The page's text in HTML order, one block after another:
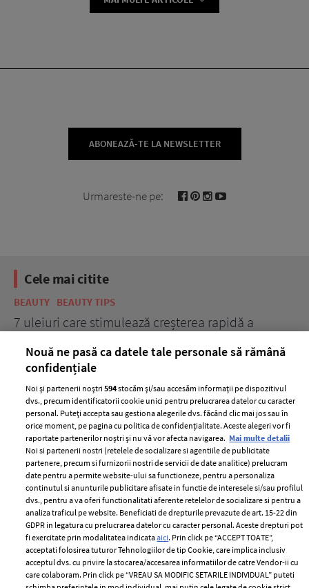
ABONEAZĂ-TE LA NEWSLETTER
Urmareste-ne pe:
Cele mai citite
BEAUTY BEAUTY TIPS
7 uleiuri care stimulează creșterea rapidă a
ELLE Style Awards
2024
Despre ELLE
Romania
Contact
Abonamente
Termeni si conditii
Politica de
confidențialitate
Politica de cookies
Publicitate
Nouă ne pasă ca datele tale personale să rămână
confidențiale
Noi și partenerii noștri594stocăm și/sau accesăm informații pe dispozitivul
dvs., precum identificatorii cookie unici pentru prelucrarea datelor cu caracter
personal. Puteți accepta sau gestiona alegerile dvs. făcând clic mai jos sau în
orice moment, pe pagina cu politica de confidențialitate. Aceste alegeri vor fi
raportate partenerilor noștri și nu vă vor afecta navigarea. Mai multe detalii
Noi si partenerii nostri (retelele de socializare si agentiile de publicitate
partenere, precum si furnizorii nostri de servicii de date analitice) prelucram
date pentru a permite website-ului sa functioneze, pentru a personaliza
continutul si anunturile publicitare afisate in functie de interesele si/sau profilul
dvs., pentru a va oferi functionalitati aferente retelelor de socializare si pentru a
analiza traficul pe website. Beneficiati de drepturile prevazute de art. 15-22 din
GDPR in legatura cu prelucrarea datelor cu caracter personal. Aceste drepturi pot
fi exercitate prin modalitatea indicataaici. Prin click pe “ACCEPT TOATE”,
acceptati folosirea tuturor Tehnologiilor de tip Cookie, care implica inclusiv
acceptul dvs. cu privire la stocarea/accesarea informatiilor de catre Vendor-ii cu
care colaboram. Prin click pe “VREAU SA MODIFIC SETARILE INDIVIDUAL” puteti